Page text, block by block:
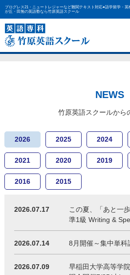
プログレス21・ニュートレジャーなど難関テキスト対応●語学留学・
が丘・田無の英語塾なら竹原英語スクール
NEWS
竹原英語スクールから
2026 2025 2024
2021 2020 2019
2016 2015
2026.07.17
この夏、「あと一
準1級 Writing &
2026.07.14 8月開催～集中単科
2026.07.09
早稲田大学高等学